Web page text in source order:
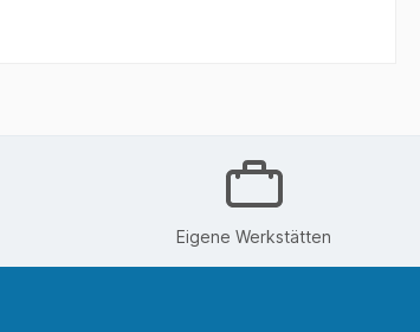
Eigene Werkstätten